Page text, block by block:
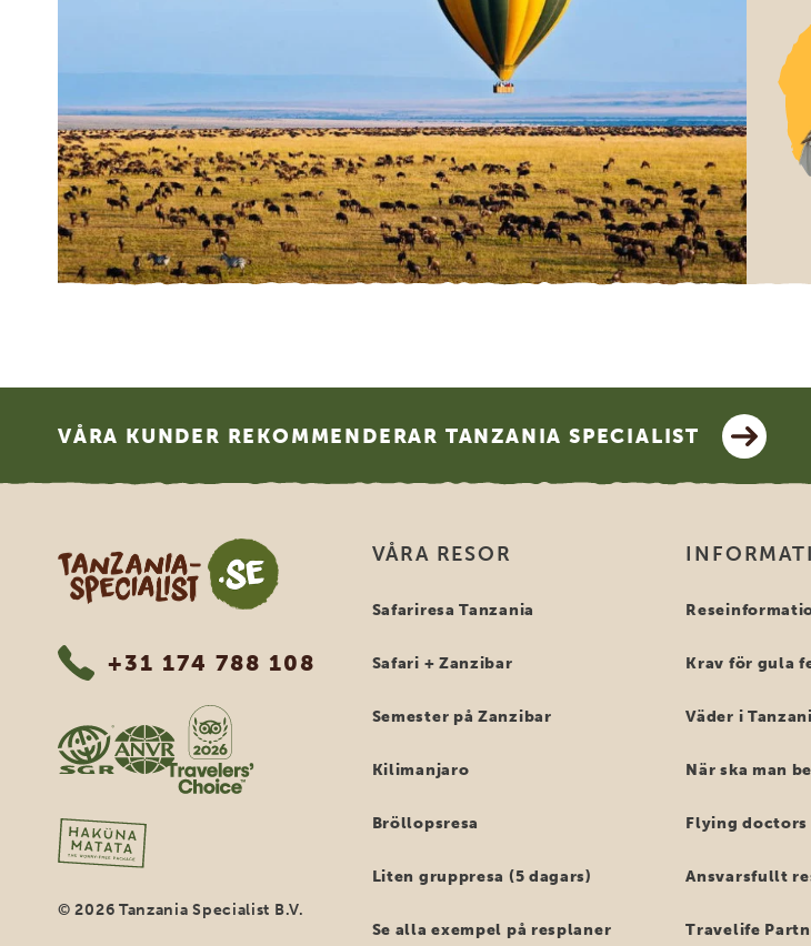
VÅRA KUNDER REKOMMENDERAR TANZANIA SPECIALIST
Tanzania Specialist
+31 174 788 108
© 2026 Tanzania Specialist B.V.
VÅRA RESOR
Safariresa Tanzania
Safari + Zanzibar
Semester på Zanzibar
Kilimanjaro
Bröllopsresa
Liten gruppresa (5 dagars)
Se alla exempel på resplaner
Krav för gula
Väder i
När ska man
Flying doctors
Ansvarsfullt
Travelife